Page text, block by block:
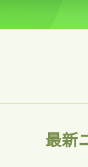
最新